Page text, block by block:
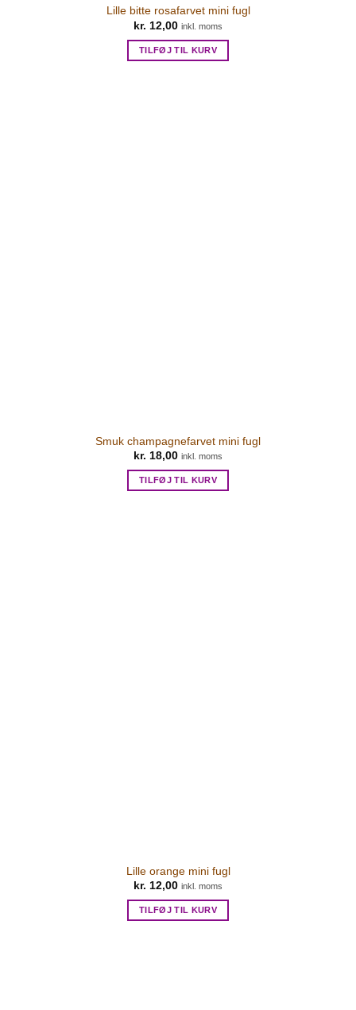
Lille bitte rosafarvet mini fugl
kr. 12,00 inkl. moms
TILFØJ TIL KURV
Smuk champagnefarvet mini fugl
kr. 18,00 inkl. moms
TILFØJ TIL KURV
Lille orange mini fugl
kr. 12,00 inkl. moms
TILFØJ TIL KURV